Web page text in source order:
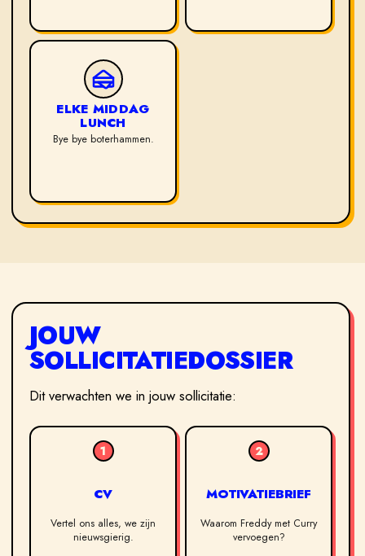
ELKE MIDDAG
LUNCH
Bye bye boterhammen.
JOUW
SOLLICITATIEDOSSIER
Dit verwachten we in jouw sollicitatie:
1
CV
Vertel ons alles, we zijn
nieuwsgierig.
2
MOTIVATIEBRIEF
Waarom Freddy met Curry
vervoegen?